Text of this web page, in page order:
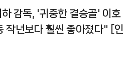
감독, '귀중한 결승골' 이호
작년보다 훨씬 좋아졌다" [인